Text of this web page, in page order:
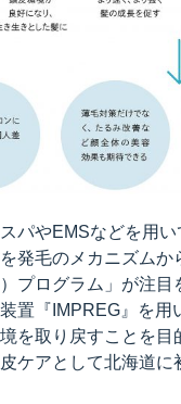
パやEMSなどを用
発毛のメカニズム
）プログラム」が注
置『IMPREG』を
を取り戻すことを
ケアとして北海道に